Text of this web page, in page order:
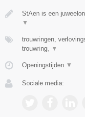
StAen is een
▼
trouwringen,
trouwring,
▼
Openingstijden ▼
Sociale media: